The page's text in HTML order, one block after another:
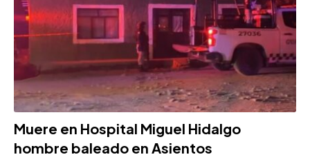
Muere en Hospital Miguel Hidalgo
hombre baleado en Asientos